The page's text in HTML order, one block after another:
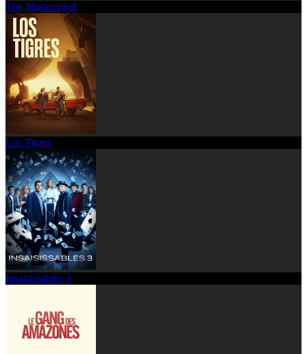
The Mastermind
Los Tigres
Insaisissables 3